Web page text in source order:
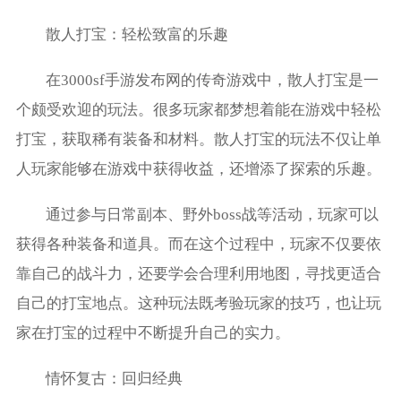
散人打宝：轻松致富的乐趣
在3000sf手游发布网的传奇游戏中，散人打宝是一
个颇受欢迎的玩法。很多玩家都梦想着能在游戏中轻松
打宝，获取稀有装备和材料。散人打宝的玩法不仅让单
人玩家能够在游戏中获得收益，还增添了探索的乐趣。
通过参与日常副本、野外boss战等活动，玩家可以
获得各种装备和道具。而在这个过程中，玩家不仅要依
靠自己的战斗力，还要学会合理利用地图，寻找更适合
自己的打宝地点。这种玩法既考验玩家的技巧，也让玩
家在打宝的过程中不断提升自己的实力。
情怀复古：回归经典